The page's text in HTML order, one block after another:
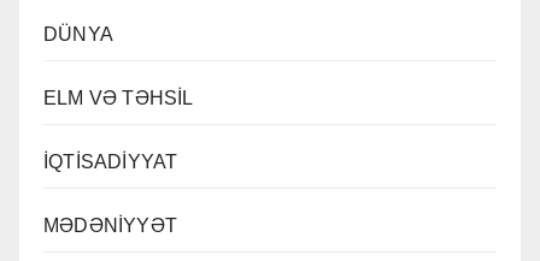
DÜNYA
ELM VƏ TƏHSİL
İQTİSADİYYAT
MƏDƏNİYYƏT